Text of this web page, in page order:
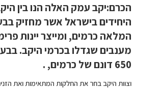
הכרם:יקב עמק האלה הנו בין
היחידים בישראל אשר מחזיק
המלאה כרמים, ומייצר יינות
מענבים שגדלו בכרמי היקב.
650 דונם של כרמים, .
וצוות היקב בחר את החלקות המתאימות ואת